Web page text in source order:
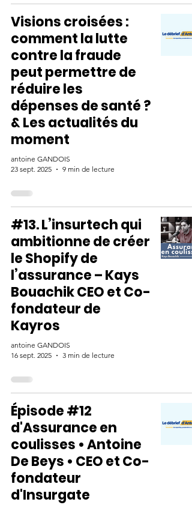
Visions croisées :
comment la lutte
contre la fraude
peut permettre de
réduire les
dépenses de santé ?
& Les actualités du
moment
antoine GANDOIS
23 sept. 2025
9 min de lecture
#13. L’insurtech qui
ambitionne de créer
le Shopify de
l’assurance – Kays
Bouachik CEO et Co-
fondateur de
Kayros
antoine GANDOIS
16 sept. 2025
3 min de lecture
Épisode #12
d'Assurance en
coulisses • Antoine
De Beys • CEO et Co-
fondateur
d'Insurgate